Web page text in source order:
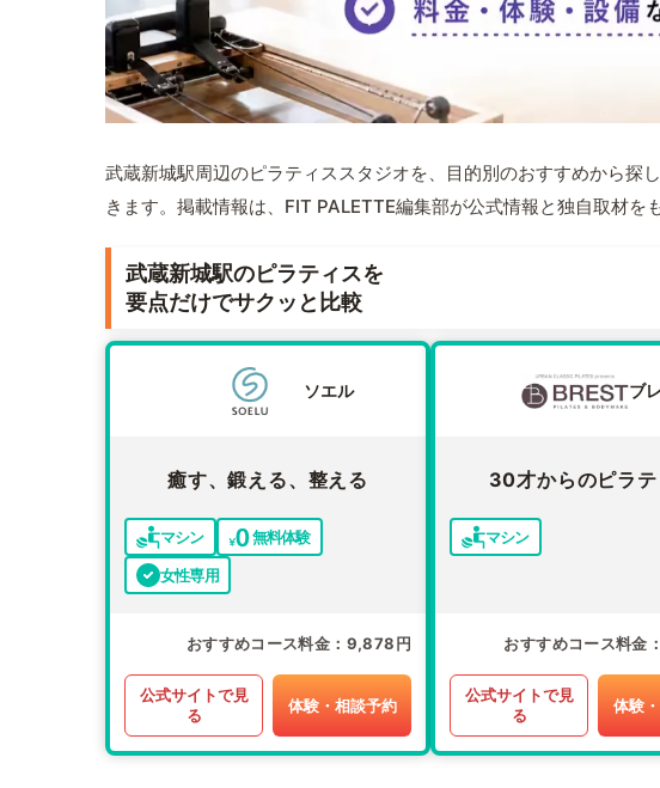
武蔵新城駅周辺のピラティススタジオを、目的別のおすすめから探
きます。掲載情報は、FIT PALETTE編集部が公式情報と独自取材を
武蔵新城駅のピラティスを
要点だけでサクッと比較
ソエル
癒す、鍛える、整える
マシン
無料体験
女性専用
おすすめコース料金 9,878円
公式サイトで見
る
体験・相談予約
ブ
30才からのピラテ
マシン
おすすめコース料金
公式サイトで見
る
体験